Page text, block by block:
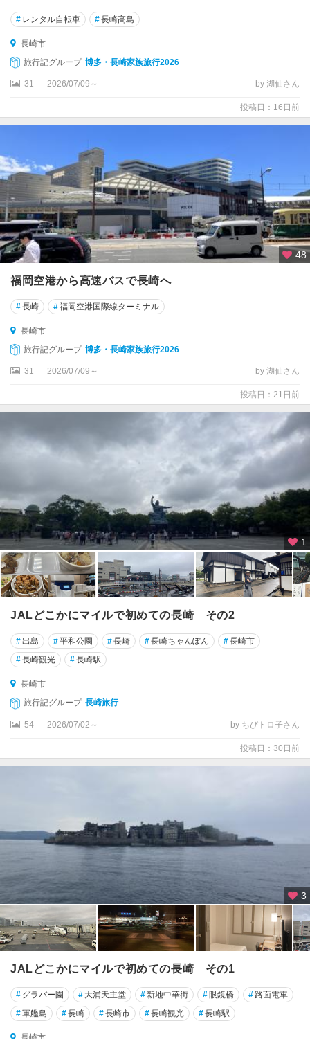
# レンタル自転車 #長崎高島
長崎市
旅行記グループ 博多・長崎家族旅行2026
31 2026/07/09～ by 湖仙さん
投稿日：16日前
48
福岡空港から高速バスで長崎へ
#長崎 #福岡空港国際線ターミナル
長崎市
旅行記グループ 博多・長崎家族旅行2026
31 2026/07/09～ by 湖仙さん
投稿日：21日前
1
JALどこかにマイルで初めての長崎 その2
#出島 #平和公園 #長崎 #長崎ちゃんぽん #長崎市
#長崎観光 #長崎駅
長崎市
旅行記グループ 長崎旅行
54 2026/07/02～ by ちびトロ子さん
投稿日：30日前
3
JALどこかにマイルで初めての長崎 その1
# グラバー園 # 大浦天主堂 #新地中華街 #眼鏡橋 #路面電車
#軍艦島 #長崎 #長崎市 #長崎観光 #長崎駅